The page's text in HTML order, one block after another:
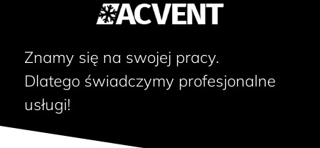
Znamy się na swojej pracy.
Dlatego świadczymy profesjonalne
usługi!